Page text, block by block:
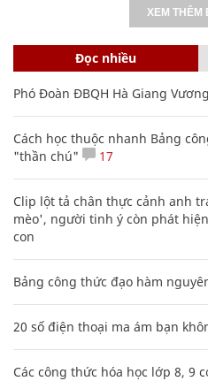
XEM THÊM
Đọc nhiều
Phó Đoàn ĐBQH Hà Giang
Cách học thuộc nhanh Bảng
"thần chú"
17
Clip lột tả chân thực cảnh anh
mèo', người tinh ý còn phát
con
Bảng công thức đạo hàm
20 số điện thoại ma ám bạn
Các công thức hóa học lớp 8, 9